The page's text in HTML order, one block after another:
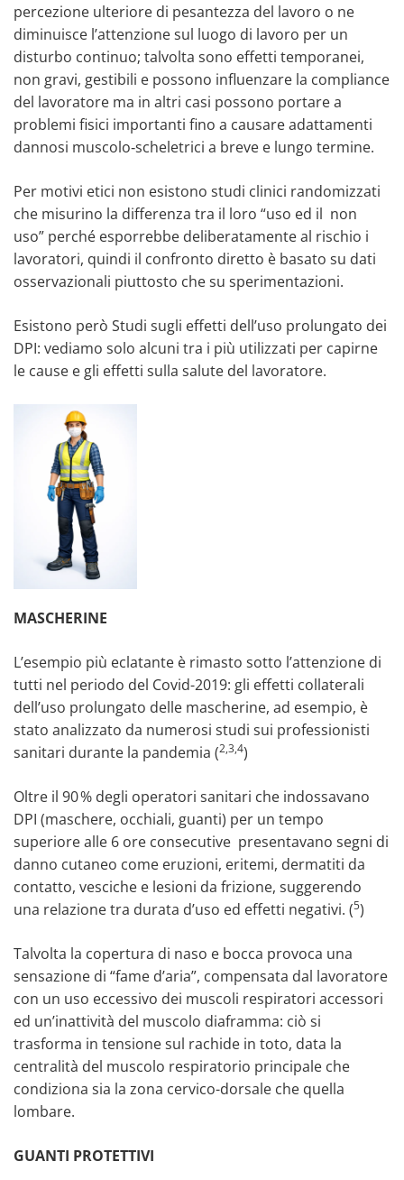
percezione ulteriore di pesantezza del lavoro o ne
diminuisce l’attenzione sul luogo di lavoro per un
disturbo continuo; talvolta sono effetti temporanei,
non gravi, gestibili e possono influenzare la compliance
del lavoratore ma in altri casi possono portare a
problemi fisici importanti fino a causare adattamenti
dannosi muscolo‑scheletrici a breve e lungo termine.
Per motivi etici non esistono studi clinici randomizzati
che misurino la differenza tra il loro “uso ed il non
uso” perché esporrebbe deliberatamente al rischio i
lavoratori, quindi il confronto diretto è basato su dati
osservazionali piuttosto che su sperimentazioni.
Esistono però Studi sugli effetti dell’uso prolungato dei
DPI: vediamo solo alcuni tra i più utilizzati per capirne
le cause e gli effetti sulla salute del lavoratore.
MASCHERINE
L’esempio più eclatante è rimasto sotto l’attenzione di
tutti nel periodo del Covid-2019: gli effetti collaterali
dell’uso prolungato delle mascherine, ad esempio, è
stato analizzato da numerosi studi sui professionisti
sanitari durante la pandemia (2,3,4)
Oltre il 90 % degli operatori sanitari che indossavano
DPI (maschere, occhiali, guanti) per un tempo
superiore alle 6 ore consecutive presentavano segni di
danno cutaneo come eruzioni, eritemi, dermatiti da
contatto, vesciche e lesioni da frizione, suggerendo
una relazione tra durata d’uso ed effetti negativi. (5)
Talvolta la copertura di naso e bocca provoca una
sensazione di “fame d’aria”, compensata dal lavoratore
con un uso eccessivo dei muscoli respiratori accessori
ed un’inattività del muscolo diaframma: ciò si
trasforma in tensione sul rachide in toto, data la
centralità del muscolo respiratorio principale che
condiziona sia la zona cervico-dorsale che quella
lombare.
GUANTI PROTETTIVI